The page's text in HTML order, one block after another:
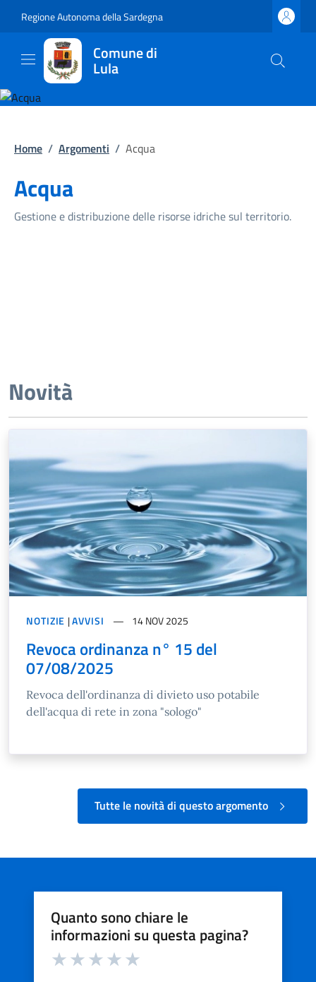
Regione Autonoma della Sardegna
Comune di
Lula
Home / Argomenti / Acqua
Acqua
Gestione e distribuzione delle risorse idriche sul territorio.
Novità
NOTIZIE |AVVISI 14 NOV 2025
Revoca ordinanza n° 15 del
07/08/2025
Revoca dell'ordinanza di divieto uso potabile
dell'acqua di rete in zona "sologo"
Tutte le novità di questo argomento
Quanto sono chiare le
informazioni su questa pagina?
Valuta da 1 a 5 stelle la pagina